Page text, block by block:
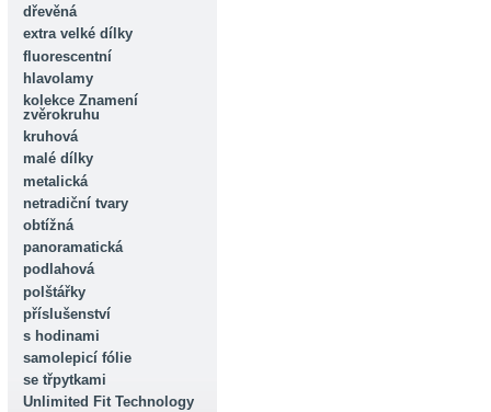
dřevěná
extra velké dílky
fluorescentní
hlavolamy
kolekce Znamení
zvěrokruhu
kruhová
malé dílky
metalická
netradiční tvary
obtížná
panoramatická
podlahová
polštářky
příslušenství
s hodinami
samolepicí fólie
se třpytkami
Unlimited Fit Technology